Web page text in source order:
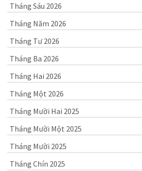
Tháng Sáu 2026
Tháng Năm 2026
Tháng Tư 2026
Tháng Ba 2026
Tháng Hai 2026
Tháng Một 2026
Tháng Mười Hai 2025
Tháng Mười Một 2025
Tháng Mười 2025
Tháng Chín 2025